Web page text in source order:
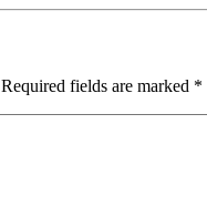
Required fields are marked *